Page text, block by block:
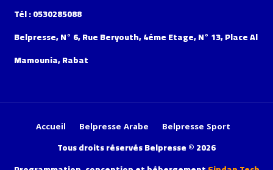
Tél : 0530285088
Belpresse, N° 6, Rue Beryouth, 4éme Etage, N° 13, Place Al
Mamounia, Rabat
Accueil Belpresse Arabe Belpresse Sport
Tous droits réservés Belpresse © 2026